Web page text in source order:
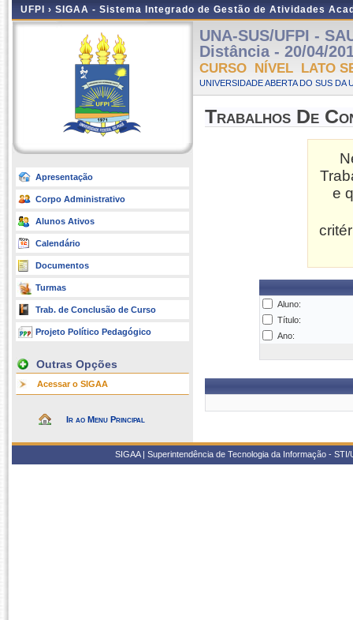
UFPI › SIGAA - Sistema Integrado de Gestão de Atividades
Apresentação
Corpo Administrativo
Alunos Ativos
Calendário
Documentos
Turmas
Trab. de Conclusão de Curso
Projeto Político Pedagógico
Outras Opções
Acessar o SIGAA
Ir ao Menu Principal
UNA-SUS/UFPI -
Distância - 20/04/
CURSO NÍVEL LATO
UNIVERSIDADE ABERTA DO SUS DA
Trabalhos De
e
Aluno:
Título:
Ano:
SIGAA | Superintendência de Tecnologia da Informação -